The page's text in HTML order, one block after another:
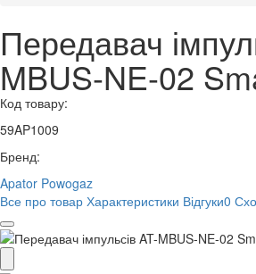
Передавач
MBUS-NE-02
Код товару:
59AP1009
Бренд:
Apator Powogaz
Все про товар Характеристики Відгуки0